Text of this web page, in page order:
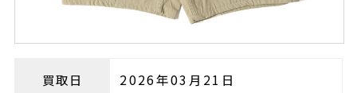
買取日 2026年03月21日